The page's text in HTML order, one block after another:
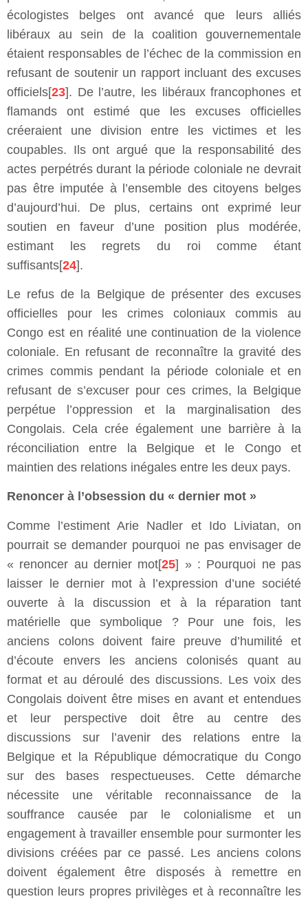
écologistes belges ont avancé que leurs alliés
libéraux au sein de la coalition gouvernementale
étaient responsables de l’échec de la commission en
refusant de soutenir un rapport incluant des excuses
officiels[23]. De l’autre, les libéraux francophones et
flamands ont estimé que les excuses officielles
créeraient une division entre les victimes et les
coupables. Ils ont argué que la responsabilité des
actes perpétrés durant la période coloniale ne devrait
pas être imputée à l’ensemble des citoyens belges
d’aujourd’hui. De plus, certains ont exprimé leur
soutien en faveur d’une position plus modérée,
estimant les regrets du roi comme étant
suffisants[24].
Le refus de la Belgique de présenter des excuses
officielles pour les crimes coloniaux commis au
Congo est en réalité une continuation de la violence
coloniale. En refusant de reconnaître la gravité des
crimes commis pendant la période coloniale et en
refusant de s’excuser pour ces crimes, la Belgique
perpétue l’oppression et la marginalisation des
Congolais. Cela crée également une barrière à la
réconciliation entre la Belgique et le Congo et
maintien des relations inégales entre les deux pays.
Renoncer à l’obsession du « dernier mot »
Comme l’estiment Arie Nadler et Ido Liviatan, on
pourrait se demander pourquoi ne pas envisager de
« renoncer au dernier mot[25] » : Pourquoi ne pas
laisser le dernier mot à l’expression d’une société
ouverte à la discussion et à la réparation tant
matérielle que symbolique ? Pour une fois, les
anciens colons doivent faire preuve d’humilité et
d’écoute envers les anciens colonisés quant au
format et au déroulé des discussions. Les voix des
Congolais doivent être mises en avant et entendues
et leur perspective doit être au centre des
discussions sur l’avenir des relations entre la
Belgique et la République démocratique du Congo
sur des bases respectueuses. Cette démarche
nécessite une véritable reconnaissance de la
souffrance causée par le colonialisme et un
engagement à travailler ensemble pour surmonter les
divisions créées par ce passé. Les anciens colons
doivent également être disposés à remettre en
question leurs propres privilèges et à reconnaître les